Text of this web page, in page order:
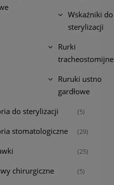
Wskaźniki do
sterylizacji
Rurki
tracheostomijne
Ruruki ustno
gardłowe
do sterylizacji (5)
stomatologiczne (29)
(25)
chirurgiczne (5)